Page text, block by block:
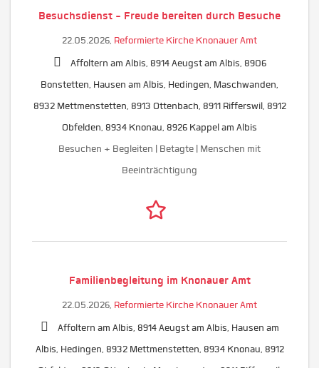
Besuchsdienst - Freude bereiten durch Besuche
22.05.2026, Reformierte Kirche Knonauer Amt
Affoltern am Albis, 8914 Aeugst am Albis, 8906
Bonstetten, Hausen am Albis, Hedingen, Maschwanden,
8932 Mettmenstetten, 8913 Ottenbach, 8911 Rifferswil, 8912
Obfelden, 8934 Knonau, 8926 Kappel am Albis
Besuchen + Begleiten | Betagte | Menschen mit
Beeinträchtigung
Familienbegleitung im Knonauer Amt
22.05.2026, Reformierte Kirche Knonauer Amt
Affoltern am Albis, 8914 Aeugst am Albis, Hausen am
Albis, Hedingen, 8932 Mettmenstetten, 8934 Knonau, 8912